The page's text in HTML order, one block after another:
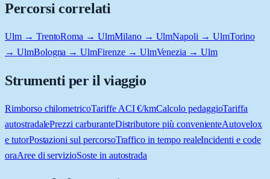
Percorsi correlati
Ulm → TrentoRoma → UlmMilano → UlmNapoli → UlmTorino
→ UlmBologna → UlmFirenze → UlmVenezia → Ulm
Strumenti per il viaggio
Rimborso chilometricoTariffe ACI €/kmCalcolo pedaggioTariffa
autostradalePrezzi carburanteDistributore più convenienteAutovelox
e tutorPostazioni sul percorsoTraffico in tempo realeIncidenti e code
oraAree di servizioSoste in autostrada